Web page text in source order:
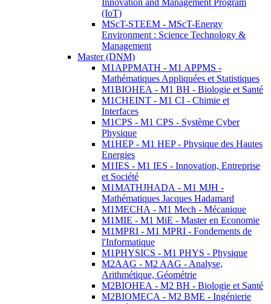
Innovation and Management Program
(IoT)
MScT-STEEM - MScT-Energy
Environment : Science Technology &
Management
Master (DNM)
M1APPMATH - M1 APPMS -
Mathématiques Appliquées et Statistiques
M1BIOHEA - M1 BH - Biologie et Santé
M1CHEINT - M1 CI - Chimie et
Interfaces
M1CPS - M1 CPS - Système Cyber
Physique
M1HEP - M1 HEP - Physique des Hautes
Energies
M1IES - M1 IES - Innovation, Entreprise
et Société
M1MATHJHADA - M1 MJH -
Mathématiques Jacques Hadamard
M1MECHA - M1 Mech - Mécanique
M1MIE - M1 MiE - Master en Economie
M1MPRI - M1 MPRI - Fondements de
l'Informatique
M1PHYSICS - M1 PHYS - Physique
M2AAG - M2 AAG - Analyse,
Arithmétique, Géométrie
M2BIOHEA - M2 BH - Biologie et Santé
M2BIOMECA - M2 BME - Ingénierie